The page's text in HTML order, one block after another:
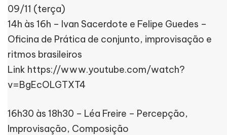
09/11 (terça)
14h às 16h – Ivan Sacerdote e Felipe Guedes –
Oficina de Prática de conjunto, improvisação e
ritmos brasileiros
Link https://www.youtube.com/watch?
v=BgEcOLGTXT4
16h30 às 18h30 – Léa Freire – Percepção,
Improvisação, Composição